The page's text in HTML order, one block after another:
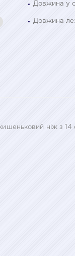
Довжина у
Довжина
ніж з